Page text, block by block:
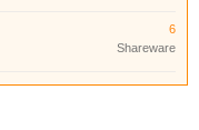
6
Shareware